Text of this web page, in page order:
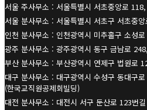
서울 주사무소 : 서울특별시 서초중앙로
서울 분사무소 : 서울특별시 서초구 서초중
인천 분사무소 : 인천광역시 미추홀구 소성
광주 분사무소 : 광주광역시 동구 금남로
부산 분사무소 : 부산광역시 연제구 법원로
대구 분사무소 : 대구광역시 수성구 동대구
(한국교직원공제회빌딩)
대전 분사무소 : 대전시 서구 둔산로 123번